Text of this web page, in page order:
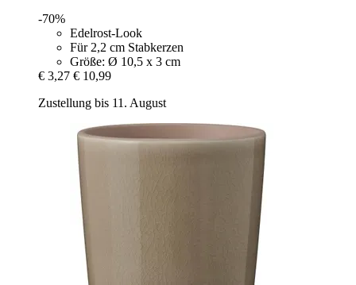
-70%
Edelrost-Look
Für 2,2 cm Stabkerzen
Größe: Ø 10,5 x 3 cm
€ 3,27 € 10,99
Zustellung bis 11. August